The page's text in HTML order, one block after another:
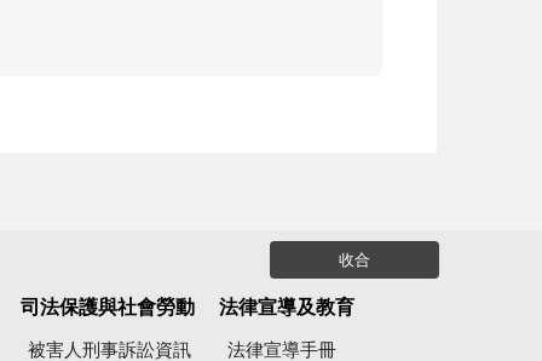
收合
司法保護與社會勞動
被害人刑事訴訟資訊
法律宣導及教育
法律宣導手冊